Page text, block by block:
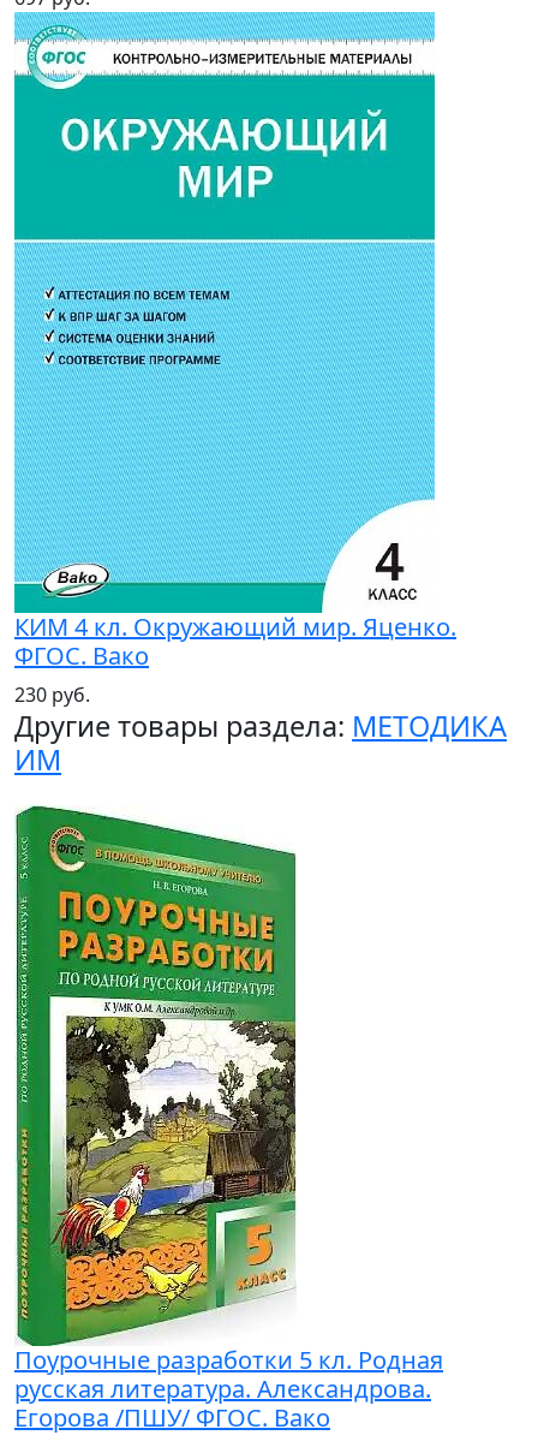
КИМ 4 кл. Окружающий мир. Яценко.
ФГОС. Вако
230 руб.
Другие товары раздела: МЕТОДИКА
ИМ
Поурочные разработки 5 кл. Родная
русская литература. Александрова.
Егорова /ПШУ/ ФГОС. Вако